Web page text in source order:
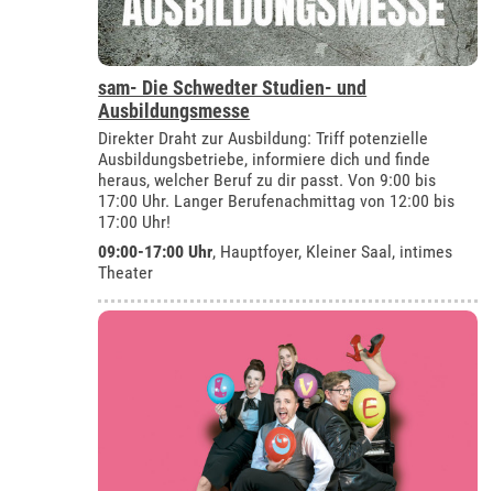
sam- Die Schwedter Studien- und
Ausbildungsmesse
Direkter Draht zur Ausbildung: Triff potenzielle
Ausbildungsbetriebe, informiere dich und finde
heraus, welcher Beruf zu dir passt. Von 9:00 bis
17:00 Uhr. Langer Berufenachmittag von 12:00 bis
17:00 Uhr!
09:00-17:00 Uhr, Hauptfoyer, Kleiner Saal, intimes
Theater